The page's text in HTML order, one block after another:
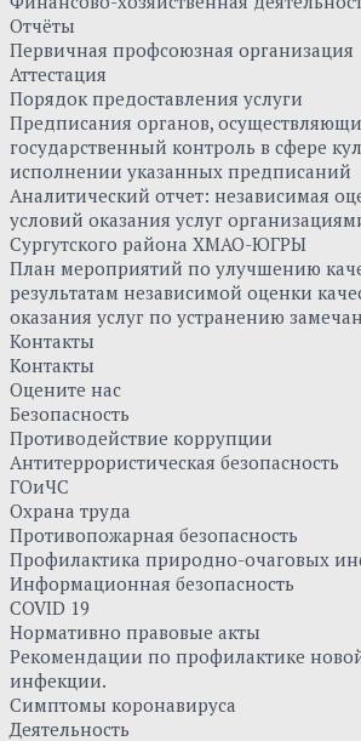
Отчёты
Первичная профсоюзная организация
Аттестация
Порядок предоставления услуги
Предписания органов,
государственный контроль в сфере
исполнении указанных предписаний
Аналитический отчет: независимая
условий оказания услуг
Сургутского района ХМАО-ЮГРЫ
План мероприятий по улучшению
результатам независимой оценки
оказания услуг по устранению
Контакты
Контакты
Оцените нас
Безопасность
Противодействие коррупции
Антитеррористическая безопасность
ГОиЧС
Охрана труда
Противопожарная безопасность
Профилактика природно-очаговых
Информационная безопасность
COVID 19
Нормативно правовые акты
Рекомендации по профилактике
инфекции.
Симптомы коронавируса
Деятельность